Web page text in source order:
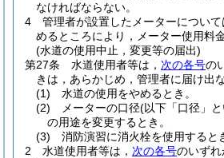
なければならない。
4
管理者が設置したメーターについて
めるところにより，メーター使用料
(水道の使用中止，変更等の届出)
第27条
水道使用者等は， 次の各号の
きは，あらかじめ，管理者に届け出
(1)
水道の使用をやめるとき。
(2)
メーターの口径(以下「口径」
の用途を変更するとき。
(3)
消防演習に消火栓を使用すると
2
水道使用者等は， 次の各号のいずれ